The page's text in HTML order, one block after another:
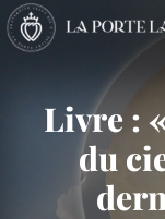
Livre :
du